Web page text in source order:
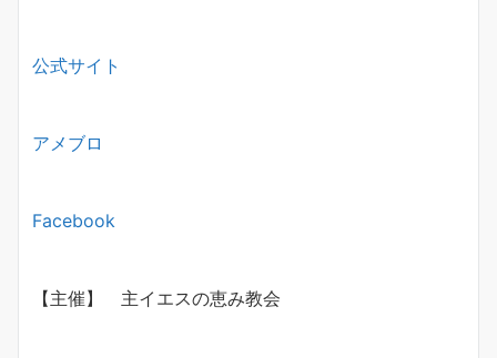
公式サイト
アメブロ
Facebook
【主催】 主イエスの恵み教会